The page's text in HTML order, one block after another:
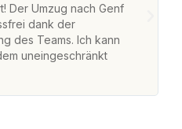
Der Umzug nach Genf
dank der
des Teams. Ich kann
uneingeschränkt